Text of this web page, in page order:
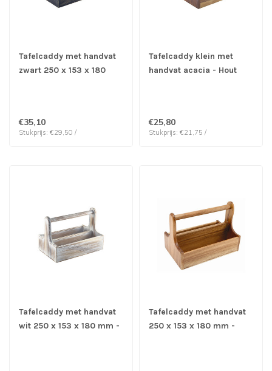
Tafelcaddy met handvat
zwart 250 x 153 x 180
€35,10
Stukprijs: €29,50 /
Tafelcaddy klein met
handvat acacia - Hout
€25,80
Stukprijs: €21,75 /
Tafelcaddy met handvat
wit 250 x 153 x 180 mm -
Tafelcaddy met handvat
250 x 153 x 180 mm -